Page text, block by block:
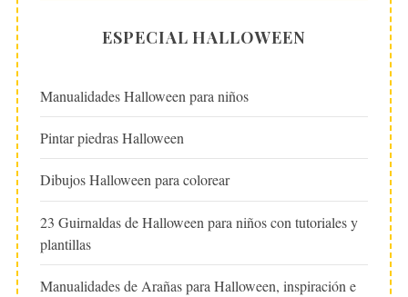
ESPECIAL HALLOWEEN
Manualidades Halloween para niños
Pintar piedras Halloween
Dibujos Halloween para colorear
23 Guirnaldas de Halloween para niños con tutoriales y
plantillas
Manualidades de Arañas para Halloween, inspiración e